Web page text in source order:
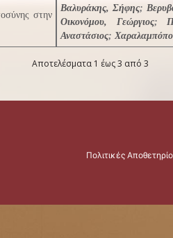
στην
Βαλυράκης, Σήφης;
Οικονόμου, Γεώργιος;
Αναστάσιος;
Αποτελέσματα 1 έως 3 από 3